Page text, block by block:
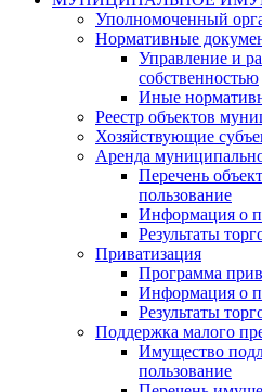
Уполномоченный
Нормативные
Управление и
собственностью
Иные
Реестр объектов
Хозяйствующие
Аренда
Перечень
пользование
Информация о
Результаты
Приватизация
Программа
Информация о
Результаты
Поддержка малого
Имущество
пользование